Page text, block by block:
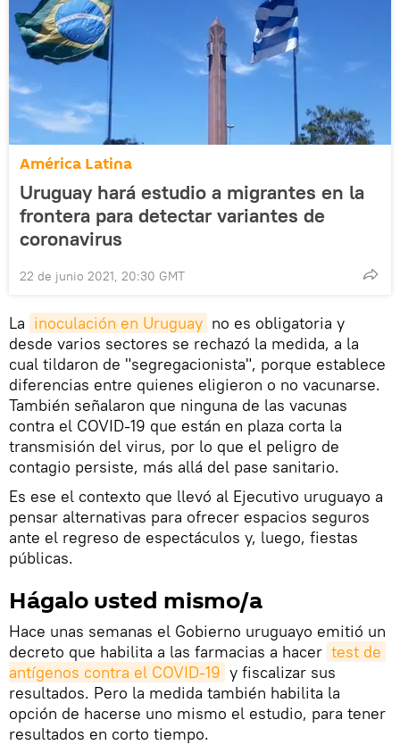
América Latina
Uruguay hará estudio a migrantes en la
frontera para detectar variantes de
coronavirus
22 de junio 2021, 20:30 GMT
La inoculación en Uruguay no es obligatoria y
desde varios sectores se rechazó la medida, a la
cual tildaron de "segregacionista", porque establece
diferencias entre quienes eligieron o no vacunarse.
También señalaron que ninguna de las vacunas
contra el COVID-19 que están en plaza corta la
transmisión del virus, por lo que el peligro de
contagio persiste, más allá del pase sanitario.
Es ese el contexto que llevó al Ejecutivo uruguayo a
pensar alternativas para ofrecer espacios seguros
ante el regreso de espectáculos y, luego, fiestas
públicas.
Hágalo usted mismo/a
Hace unas semanas el Gobierno uruguayo emitió un
decreto que habilita a las farmacias a hacer test de
antígenos contra el COVID-19 y fiscalizar sus
resultados. Pero la medida también habilita la
opción de hacerse uno mismo el estudio, para tener
resultados en corto tiempo.